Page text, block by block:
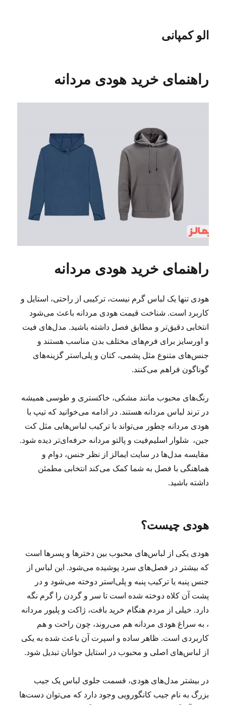
الو کمپانی
راهنمای خرید هودی مردانه
راهنمای خرید هودی مردانه
هودی تنها یک لباس گرم نیست، ترکیبی از راحتی، استایل و
کاربرد است. شناخت قیمت هودی مردانه باعث می‌شود
انتخابی دقیق‌تر و مطابق فصل داشته باشید. مدل‌های فیت
و اورسایز برای فرم‌های مختلف بدن مناسب‌ هستند و
جنس‌های متنوع مثل پشمی، کتان و پلی‌استر گزینه‌های
گوناگون فراهم می‌کنند.
رنگ‌های محبوب مانند مشکی، خاکستری و طوسی همیشه
در ترند لباس مردانه هستند. در ادامه می‌خوانید که تیپ با
هودی مردانه چطور می‌تواند با ترکیب لباس‌هایی مثل کت
جین، شلوار اسلیم‌فیت و پالتو مردانه حرفه‌ای‌تر دیده شود.
مقایسه مدل‌ها در سایت ایمالز از نظر جنس، دوام و
هماهنگی با فصل به شما کمک می‌کند انتخابی مطمئن
داشته باشید.
هودی چیست؟
هودی یکی از لباس‌های محبوب بین دخترها و پسرها است
که بیشتر در فصل‌های سرد پوشیده می‌شود. این لباس از
جنس پنبه یا ترکیب پنبه و پلی‌استر دوخته می‌شود و در
پشت آن کلاه دوخته شده است تا سر و گردن را گرم نگه
دارد. خیلی از مردم هنگام خرید بافت، ژاکت و پلیور مردانه
، به سراغ هودی مردانه هم می‌روند، چون راحت و هم
کاربردی است. ظاهر ساده و اسپرت آن باعث شده به یکی
از لباس‌های اصلی و محبوب در استایل جوانان تبدیل شود.
در بیشتر مدل‌های هودی، قسمت جلوی لباس یک جیب
بزرگ به نام جیب کانگورویی وجود دارد که می‌توان دست‌ها